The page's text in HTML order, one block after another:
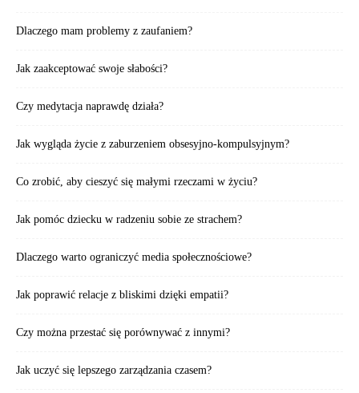
Dlaczego mam problemy z zaufaniem?
Jak zaakceptować swoje słabości?
Czy medytacja naprawdę działa?
Jak wygląda życie z zaburzeniem obsesyjno-kompulsyjnym?
Co zrobić, aby cieszyć się małymi rzeczami w życiu?
Jak pomóc dziecku w radzeniu sobie ze strachem?
Dlaczego warto ograniczyć media społecznościowe?
Jak poprawić relacje z bliskimi dzięki empatii?
Czy można przestać się porównywać z innymi?
Jak uczyć się lepszego zarządzania czasem?